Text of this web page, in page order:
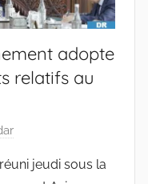
adopte
relatifs au
jeudi sous la